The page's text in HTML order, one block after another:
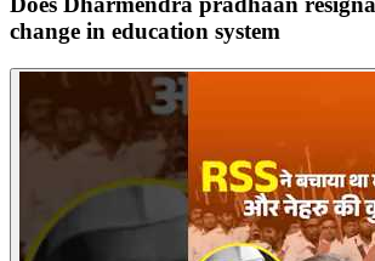
change in education system